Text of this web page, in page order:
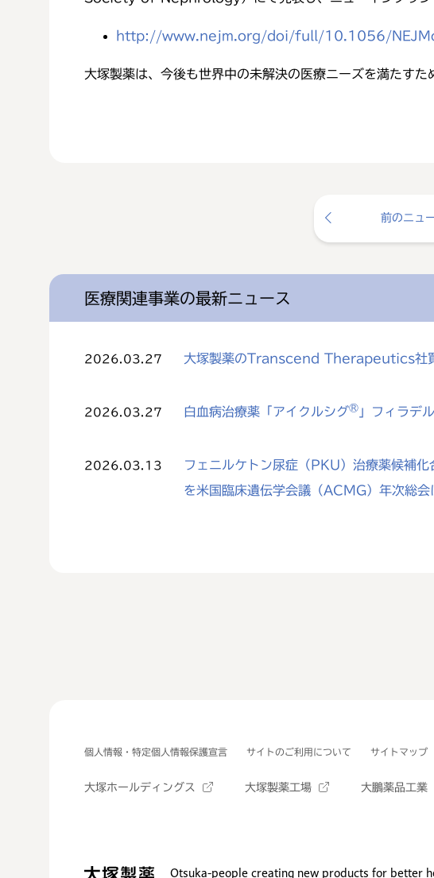
http://www.nejm.org/doi/full/10.1056/
大塚製薬は、今後も世界中の未解決の医療ニーズを満たす
前のニュ
医療関連事業の最新ニュース
2026.03.27 大塚製薬のTranscend Therapeutics社
2026.03.27 白血病治療薬「アイクルシグ® 」フィラデ
2026.03.13
フェニルケトン尿症（PKU）治療薬候補
を米国臨床遺伝学会議（ACMG）年次総会
個人情報・特定個人情報保護宣言 サイトのご利用について サイトマップ
大塚ホールディングス 大塚製薬工場 大鵬薬品工業
Otsuka-people creating new products for better